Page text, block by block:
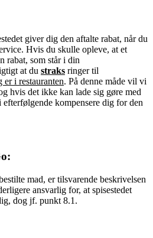
giver dig den aftalte rabat, når du
Hvis du skulle opleve, at et
rabat, som står i din
at du straks ringer til
er i restauranten. På denne måde vil vi
hvis det ikke kan lade sig gøre med
kompensere dig for den
mad, er tilsvarende beskrivelsen
ansvarlig for, at spisestedet
dog jf. punkt 8.1.